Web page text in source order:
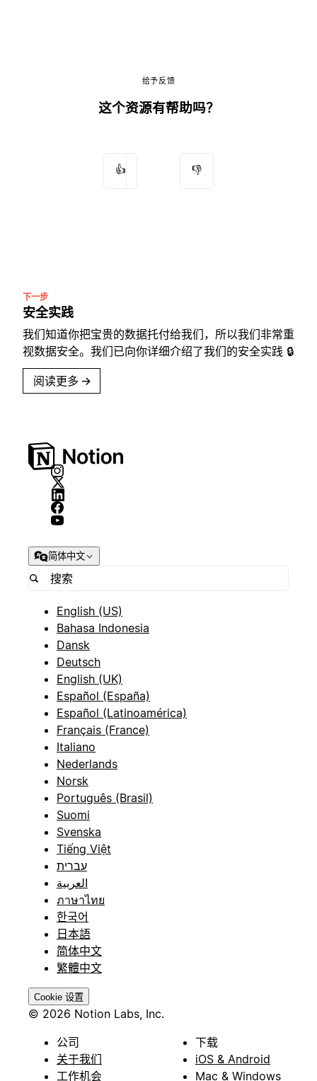
给予反馈
这个资源有帮助吗？
👍 👎
下一步
安全实践
我们知道你把宝贵的数据托付给我们，所以我们非常重
视数据安全。我们已向你详细介绍了我们的安全实践 🔒
阅读更多 →
简体中文
English (US)
Bahasa Indonesia
Dansk
Deutsch
English (UK)
Español (España)
Español (Latinoamérica)
Français (France)
Italiano
Nederlands
Norsk
Português (Brasil)
Suomi
Svenska
Tiếng Việt
עברית
العربية
ภาษาไทย
한국어
日本語
简体中文
繁體中文
Cookie 设置
© 2026 Notion Labs, Inc.
公司
关于我们
工作机会
下载
iOS & Android
Mac & Windows